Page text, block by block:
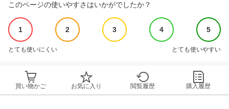
このページの使いやすさはいかがでしたか？
1 2 3 4 5
とても使いにくい とても使いやすい
買い物かご お気に入り 閲覧履歴 購入履歴